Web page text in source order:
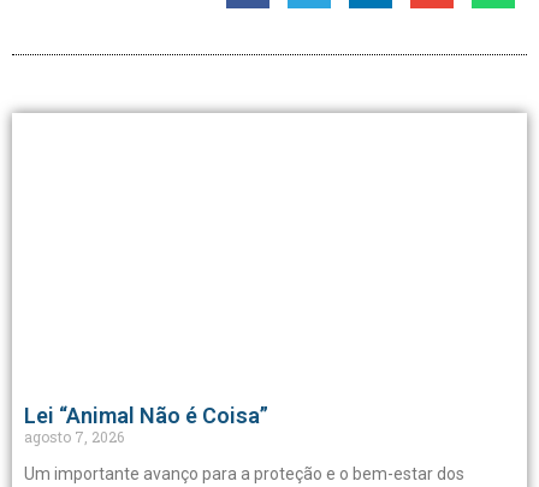
Lei “Animal Não é Coisa”
agosto 7, 2026
Um importante avanço para a proteção e o bem-estar dos